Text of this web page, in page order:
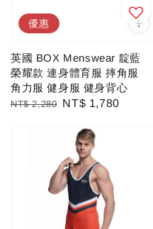
優惠
英國 BOX Menswear 靛藍
榮耀款 連身體育服 摔角服
角力服 健身服 健身背心
Regular
NT$ 2,280 Sale
NT$ 1,780